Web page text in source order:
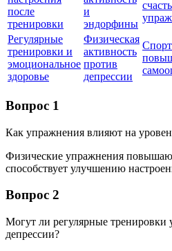
после
тренировки
и
эндорфины
Регулярные
тренировки и
эмоциональное
здоровье
Физическая
активность
против
депрессии
Вопрос 1
Как упражнения влияют на
Физические упражнения
способствует улучшению
Вопрос 2
Могут ли регулярные
депрессии?